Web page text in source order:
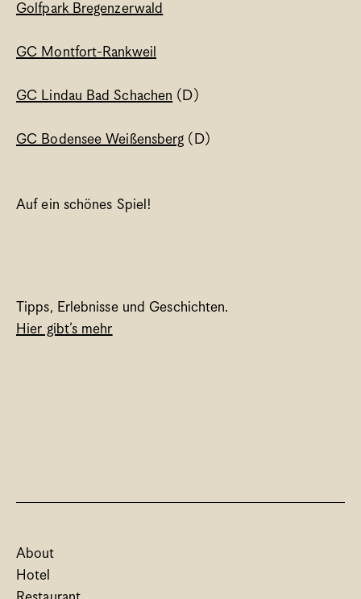
Golfpark Bregenzerwald
GC Montfort-Rankweil
GC Lindau Bad Schachen (D)
GC Bodensee Weißensberg (D)
Auf ein schönes Spiel!
Tipps, Erlebnisse und Geschichten.
Hier gibt’s mehr
About
Hotel